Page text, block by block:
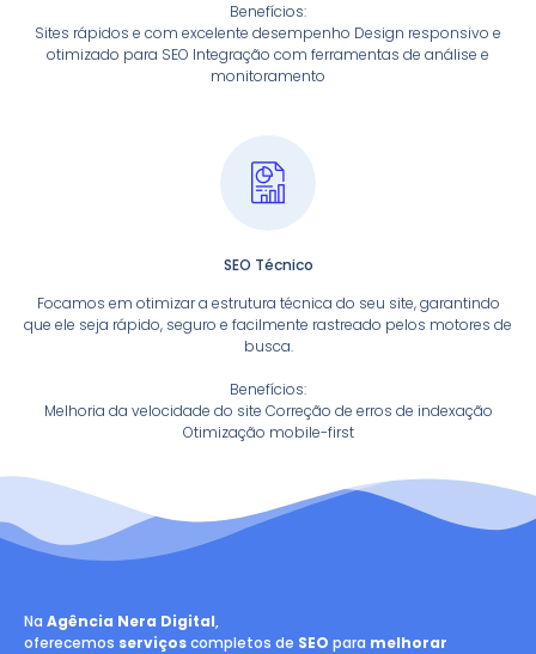
Benefícios:
Sites rápidos e com excelente desempenho Design responsivo e
otimizado para SEO Integração com ferramentas de análise e
monitoramento
SEO Técnico
Focamos em otimizar a estrutura técnica do seu site, garantindo
que ele seja rápido, seguro e facilmente rastreado pelos motores de
busca.
Benefícios:
Melhoria da velocidade do site Correção de erros de indexação
Otimização mobile-first
Na Agência Nera Digital,
oferecemos serviçoscompletos de SEO para melhorar